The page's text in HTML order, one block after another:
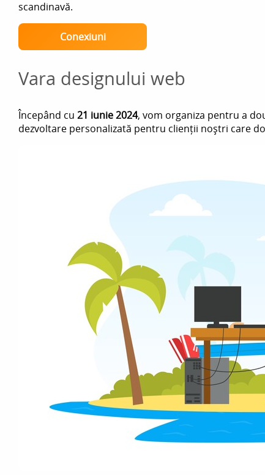
scandinavă.
Conexiuni
Vara designului web
Începând cu 21 iunie 2024, vom organiza pentru a
dezvoltare personalizată pentru clienții noștri care